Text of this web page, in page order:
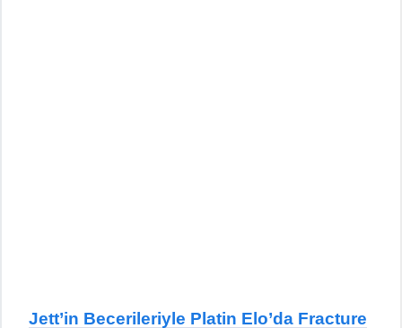
Jett’in Becerileriyle Platin Elo’da Fracture